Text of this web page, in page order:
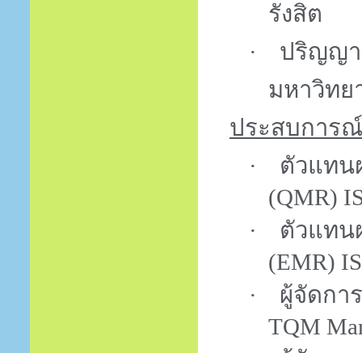
รังสิต
·
ปริญญ
มหาวิทย
ประสบการณ์
·
ตัวแทน
(QMR)
·
ตัวแทน
(EMR)
·
ผู้จัดกา
TQM